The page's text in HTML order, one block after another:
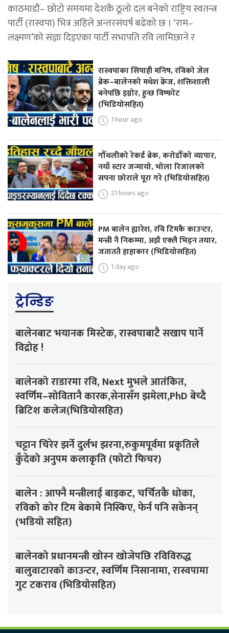
काठमाडौं– छोटो समयमा देशकै ठूलो दल बनेको राष्ट्रिय स्वतन्त्र
पार्टी (रास्वपा) भित्र अहिले अन्तरसंघर्ष बढेको छ । ‘राम–
लक्ष्मण’को संज्ञा दिइएका पार्टी सभापति रवि लामिछाने र
रास्वपाका सिपाही मनिष, रविको जेल
ब्रेक–बालेनको मधेश क्रेज, शक्तिशाली
बनेपछि इग्नोर, हुन्छ विष्फोट
(भिडियोसहित)
1 hour ago
गौँथलीको रेकर्ड ब्रेक, करोडौँको व्यापार,
नयाँ स्टार जन्मायो, भोला रिजालको
सपना छोराले पूरा गरे (भिडियोसहित)
21 hours ago
PM बालेन ह्यारेश, रवि टिमकै काउन्टर,
मन्त्री नै निकम्मा, अझै एक्लै भिड्न तयार,
जताततै हाहाकार (भिडियोसहित)
1 day ago
ट्रेन्डिङ
बालेनबाट भयानक मिस्टेक, रास्वपाबाटै सखाप पार्ने
विद्रोह !
बालेनको राडारमा रवि, Next मुभले आतंकित,
स्वर्णिम–सोवितानै कारक,सेनासँग झमेला,PhD बेच्दै
ब्रिटिश कलेज(भिडियोसहित)
चट्टान चिरेर झर्ने दुर्लभ झरना,रुकुमपूर्वमा प्रकृतिले
कुँदेको अनुपम कलाकृति (फोटो फिचर)
बालेन : आफ्नै मन्त्रीलाई बाइकट, चर्चितकै धोका,
रविको कोर टिम बेकामे निस्किए, फेर्न पनि सकेनन्
(भडियो सहित)
बालेनको प्रधानमन्त्री खोस्न खोजेपछि रविविरुद्ध
बालुवाटारको काउन्टर, स्वर्णिम निसानामा, रास्वपामा
गुट टकराव (भिडियोसहित)